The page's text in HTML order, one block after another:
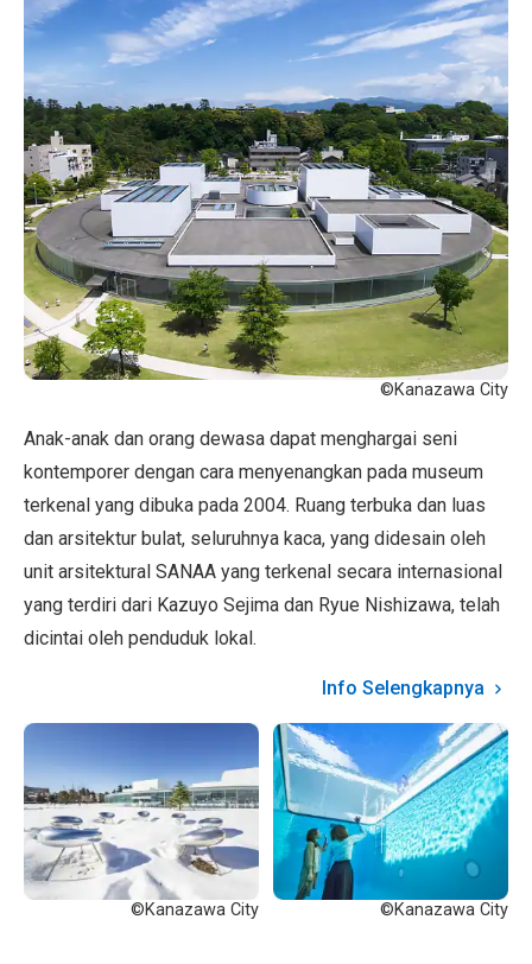
©Kanazawa City
Anak-anak dan orang dewasa dapat menghargai seni
kontemporer dengan cara menyenangkan pada museum
terkenal yang dibuka pada 2004. Ruang terbuka dan luas
dan arsitektur bulat, seluruhnya kaca, yang didesain oleh
unit arsitektural SANAA yang terkenal secara internasional
yang terdiri dari Kazuyo Sejima dan Ryue Nishizawa, telah
dicintai oleh penduduk lokal.
Info Selengkapnya
©Kanazawa City ©Kanazawa City